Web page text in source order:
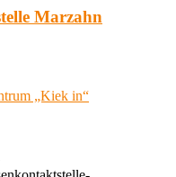
Marzahn
„Kiek in“